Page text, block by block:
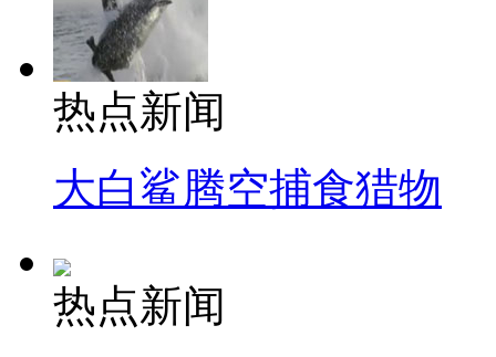
热点新闻
大白鲨腾空捕食猎物
热点新闻